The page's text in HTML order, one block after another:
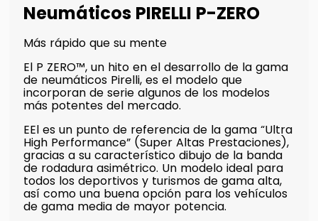
Neumáticos PIRELLI P-ZERO
Más rápido que su mente
El P ZERO™, un hito en el desarrollo de la gama
de neumáticos Pirelli, es el modelo que
incorporan de serie algunos de los modelos
más potentes del mercado.
EEl es un punto de referencia de la gama “Ultra
High Performance” (Super Altas Prestaciones),
gracias a su característico dibujo de la banda
de rodadura asimétrico. Un modelo ideal para
todos los deportivos y turismos de gama alta,
así como una buena opción para los vehículos
de gama media de mayor potencia.